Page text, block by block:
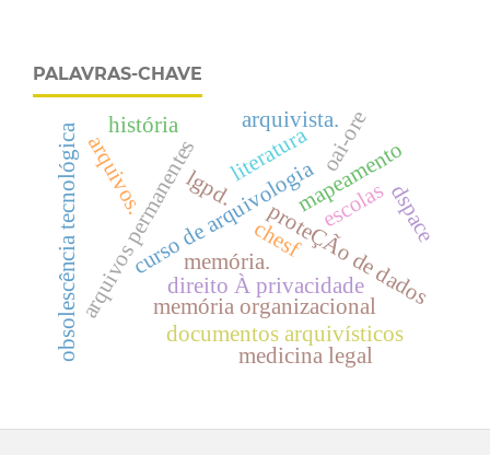
PALAVRAS-CHAVE
curso de arquivologia
arquivos permanentes proteÇÃo de dados
direito À privacidade
lgpd.
memória organizacional
mapeamento
literatura
documentos arquivísticos
arquivista.
memória.
obsolescência tecnológica escolas
medicina legal
arquivos.
chesf
história
dspace
oai-ore